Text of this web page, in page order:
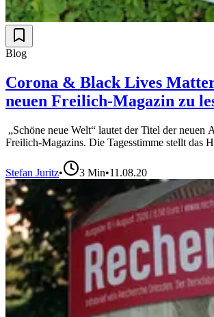
Blog
Corona & Black Lives
neuen Freilich-Magazin zu
„Schöne neue Welt“ lautet der Titel der neuen
Freilich-Magazins. Die Tagesstimme stellt das
Stefan Juritz• 3 Min•11.08.20